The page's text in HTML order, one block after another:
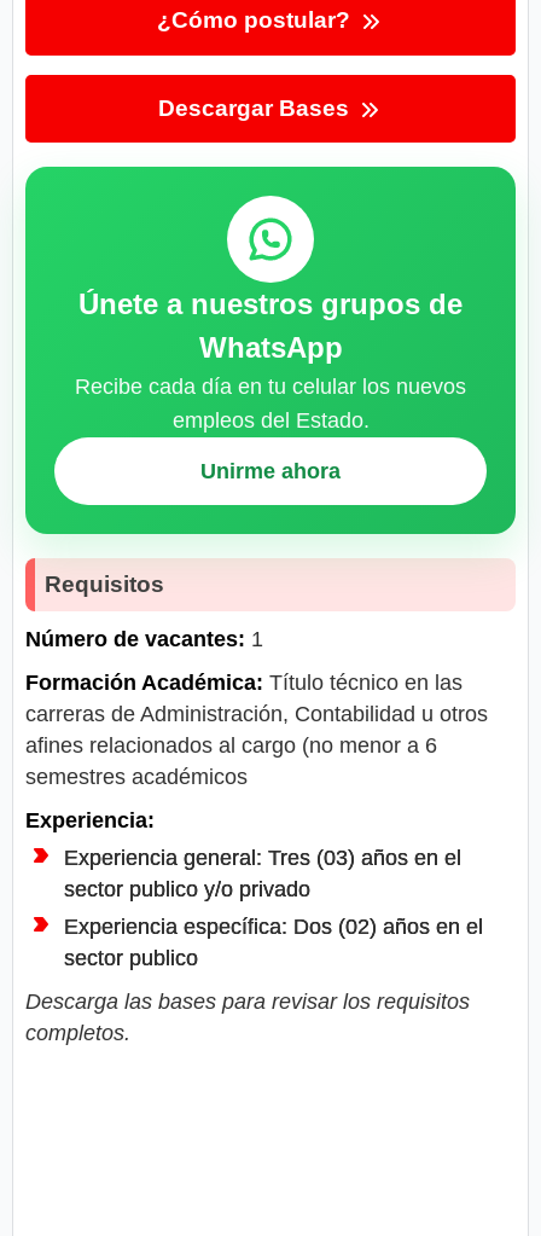
¿Cómo postular?
Descargar Bases
Únete a nuestros grupos de
WhatsApp
Recibe cada día en tu celular los nuevos
empleos del Estado.
Unirme ahora
Requisitos
Número de vacantes: 1
Formación Académica: Título técnico en las
carreras de Administración, Contabilidad u otros
afines relacionados al cargo (no menor a 6
semestres académicos
Experiencia:
Experiencia general: Tres (03) años en el
sector publico y/o privado
Experiencia específica: Dos (02) años en el
sector publico
Descarga las bases para revisar los requisitos
completos.